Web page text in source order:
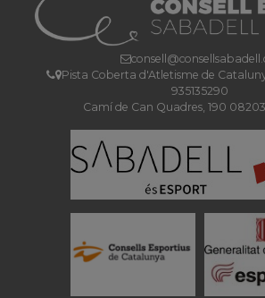
Pista Coberta d'Atletisme de
935135290
Camí de Can Quadres, 190 08203